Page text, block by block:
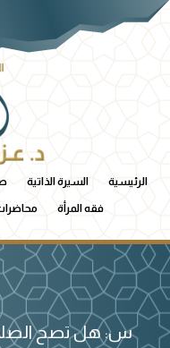
الرئيسية السيرة الذاتية
فقه المرأة
س: هل تصح الصلاة